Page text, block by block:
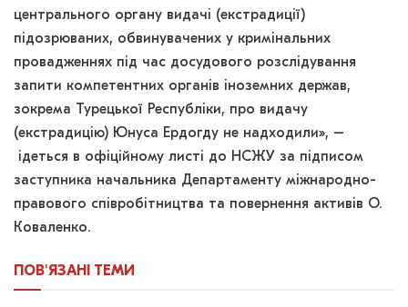
центрального органу видачі (екстрадиції)
підозрюваних, обвинувачених у кримінальних
провадженнях під час досудового розслідування
запити компетентних органів іноземних держав,
зокрема Турецької Республіки, про видачу
(екстрадицію) Юнуса Ердогду не надходили», –
ідеться в офіційному листі до НСЖУ за підписом
заступника начальника Департаменту міжнародно-
правового співробітництва та повернення активів О.
Коваленко.
ПОВ'ЯЗАНІ ТЕМИ